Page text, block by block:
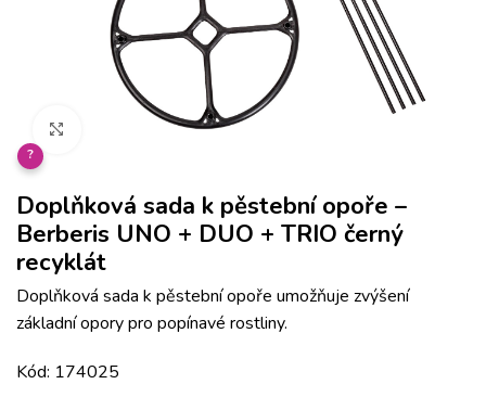
Klikněte pro zvětšení
?
Doplňková sada k pěstební opoře –
Berberis UNO + DUO + TRIO černý
recyklát
Doplňková sada k pěstební opoře umožňuje zvýšení
základní opory pro popínavé rostliny.
Kód: 174025